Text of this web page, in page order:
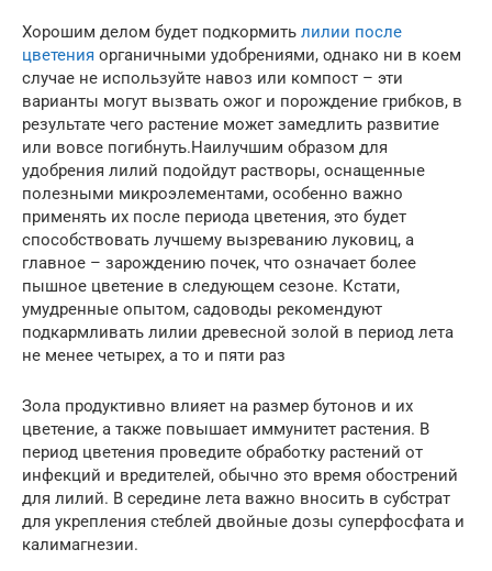
Хорошим делом будет подкормить лилии после
цветения органичными удобрениями, однако ни в коем
случае не используйте навоз или компост – эти
варианты могут вызвать ожог и порождение грибков, в
результате чего растение может замедлить развитие
или вовсе погибнуть.Наилучшим образом для
удобрения лилий подойдут растворы, оснащенные
полезными микроэлементами, особенно важно
применять их после периода цветения, это будет
способствовать лучшему вызреванию луковиц, а
главное – зарождению почек, что означает более
пышное цветение в следующем сезоне. Кстати,
умудренные опытом, садоводы рекомендуют
подкармливать лилии древесной золой в период лета
не менее четырех, а то и пяти раз
Зола продуктивно влияет на размер бутонов и их
цветение, а также повышает иммунитет растения. В
период цветения проведите обработку растений от
инфекций и вредителей, обычно это время обострений
для лилий. В середине лета важно вносить в субстрат
для укрепления стеблей двойные дозы суперфосфата и
калимагнезии.